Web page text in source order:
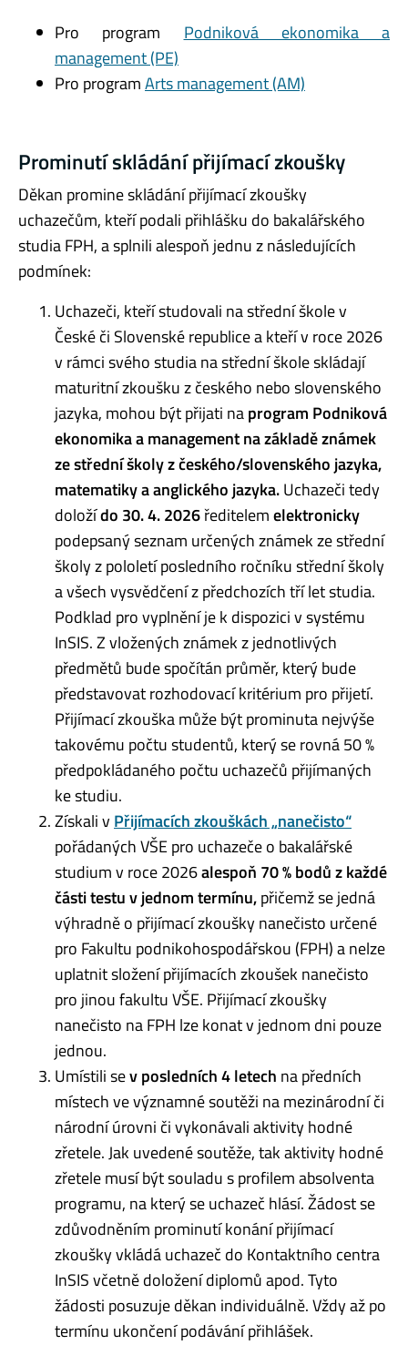
Pro program Podniková ekonomika a
management (PE)
Pro programArts management (AM)
Prominutí skládání přijímací zkoušky
Děkan promine skládání přijímací zkoušky
uchazečům, kteří podali přihlášku do bakalářského
studia FPH, a splnili alespoň jednu z následujících
podmínek:
Uchazeči, kteří studovali na střední škole v
České či Slovenské republice a kteří v roce 2026
v rámci svého studia na střední škole skládají
maturitní zkoušku z českého nebo slovenského
jazyka, mohou být přijati naprogram Podniková
ekonomika a management na základě známek
ze střední školy z českého/slovenského jazyka,
matematiky a anglického jazyka.Uchazeči tedy
doložído 30. 4. 2026ředitelemelektronicky
podepsaný seznam určených známek ze střední
školy z pololetí posledního ročníku střední školy
a všech vysvědčení z předchozích tří let studia.
Podklad pro vyplnění je k dispozici v systému
InSIS. Z vložených známek z jednotlivých
předmětů bude spočítán průměr, který bude
představovat rozhodovací kritérium pro přijetí.
Přijímací zkouška může být prominuta nejvýše
takovému počtu studentů, který se rovná 50 %
předpokládaného počtu uchazečů přijímaných
ke studiu.
Získali v Přijímacích zkouškách „nanečisto“
pořádaných VŠE pro uchazeče o bakalářské
studium v roce 2026alespoň 70 % bodů z každé
části testu v jednom termínu,přičemž se jedná
výhradně o přijímací zkoušky nanečisto určené
pro Fakultu podnikohospodářskou (FPH) a nelze
uplatnit složení přijímacích zkoušek nanečisto
pro jinou fakultu VŠE. Přijímací zkoušky
nanečisto na FPH lze konat v jednom dni pouze
jednou.
Umístili sev posledních 4 letech na předních
místech ve významné soutěži na mezinárodní či
národní úrovni či vykonávali aktivity hodné
zřetele. Jak uvedené soutěže, tak aktivity hodné
zřetele musí být souladu s profilem absolventa
programu, na který se uchazeč hlásí. Žádost se
zdůvodněním prominutí konání přijímací
zkoušky vkládá uchazeč do Kontaktního centra
InSIS včetně doložení diplomů apod. Tyto
žádosti posuzuje děkan individuálně. Vždy až po
termínu ukončení podávání přihlášek.